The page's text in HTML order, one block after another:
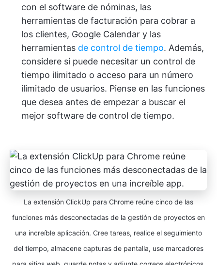
con el software de nóminas, las
herramientas de facturación para cobrar a
los clientes, Google Calendar y las
herramientas de control de tiempo. Además,
considere si puede necesitar un control de
tiempo ilimitado o acceso para un número
ilimitado de usuarios. Piense en las funciones
que desea antes de empezar a buscar el
mejor software de control de tiempo.
La extensión ClickUp para Chrome reúne cinco de las
funciones más desconectadas de la gestión de proyectos en
una increíble aplicación. Cree tareas, realice el seguimiento
del tiempo, almacene capturas de pantalla, use marcadores